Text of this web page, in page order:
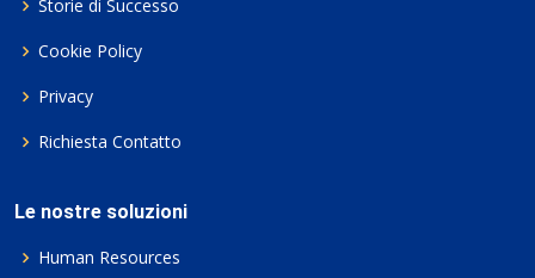
Storie di Successo
Cookie Policy
Privacy
Richiesta Contatto
Le nostre soluzioni
Human Resources